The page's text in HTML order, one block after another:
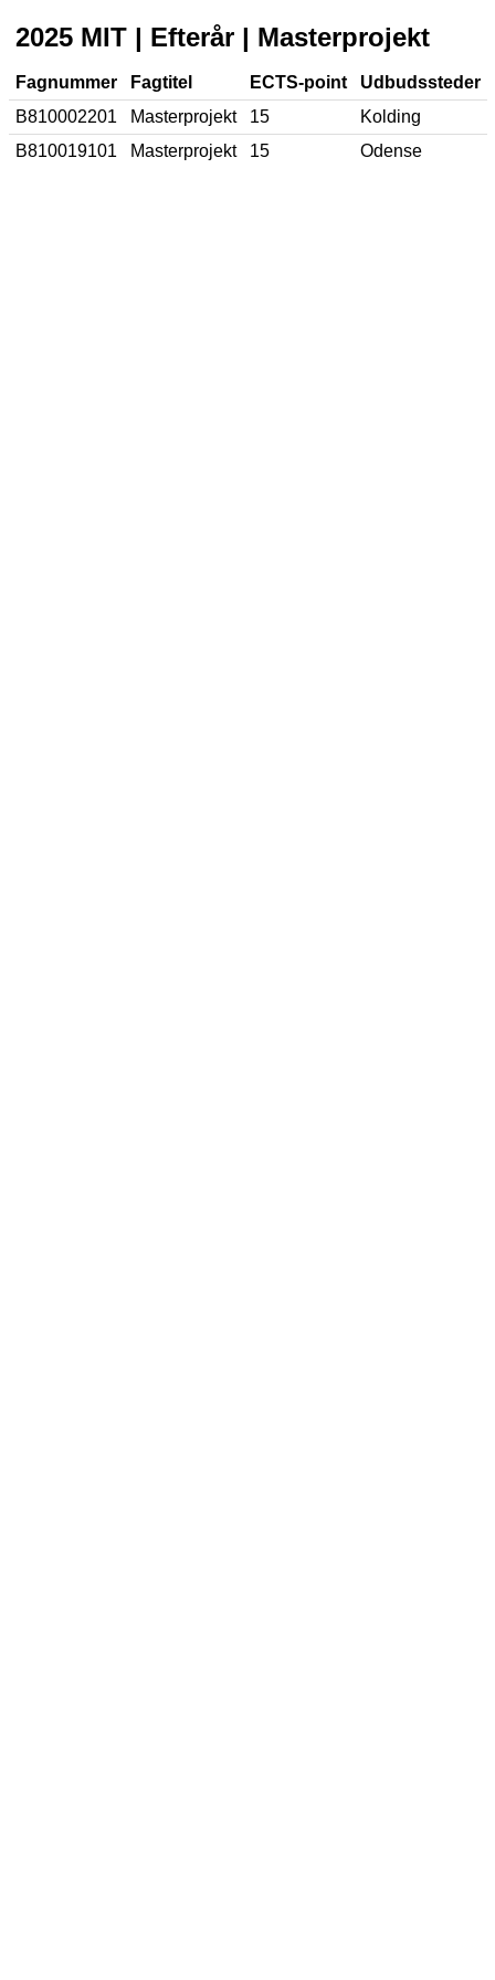
2025 MIT | Efterår | Masterprojekt
Fagnummer Fagtitel ECTS-point
Udbudssteder
B810002201
Masterprojekt 15
Kolding
B810019101
Masterprojekt 15 Odense